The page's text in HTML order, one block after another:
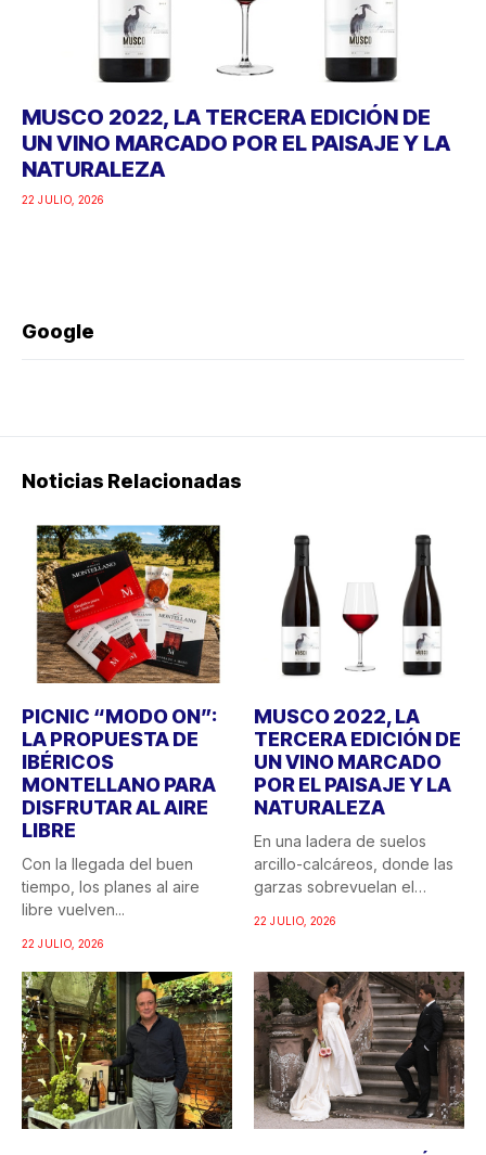
MUSCO 2022, LA TERCERA EDICIÓN DE
UN VINO MARCADO POR EL PAISAJE Y LA
NATURALEZA
22 JULIO, 2026
Google
Noticias Relacionadas
PICNIC “MODO ON”:
LA PROPUESTA DE
IBÉRICOS
MONTELLANO PARA
DISFRUTAR AL AIRE
LIBRE
Con la llegada del buen
tiempo, los planes al aire
libre vuelven...
22 JULIO, 2026
MUSCO 2022, LA
TERCERA EDICIÓN DE
UN VINO MARCADO
POR EL PAISAJE Y LA
NATURALEZA
En una ladera de suelos
arcillo-calcáreos, donde las
garzas sobrevuelan el
22 JULIO, 2026